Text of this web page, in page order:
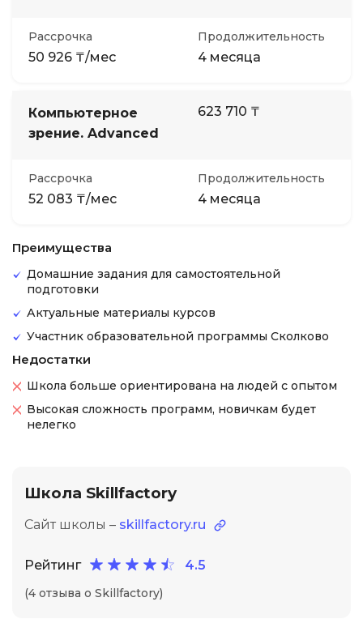
Рассрочка
50 926 ₸/мес
Продолжительность
4 месяца
Компьютерное
зрение. Advanced
623 710 ₸
Рассрочка
52 083 ₸/мес
Продолжительность
4 месяца
Преимущества
Домашние задания для самостоятельной
подготовки
Актуальные материалы курсов
Участник образовательной программы Сколково
Недостатки
Школа больше ориентирована на людей с опытом
Высокая сложность программ, новичкам будет
нелегко
Школа Skillfactory
Сайт школы – skillfactory.ru
Рейтинг 4.5
(4 отзыва о Skillfactory)